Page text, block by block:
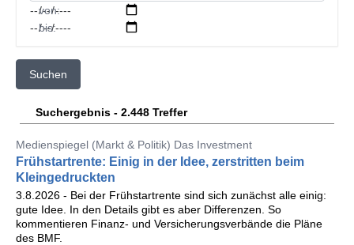
von:
bis:
Suchen
Suchergebnis - 2.448 Treffer
Medienspiegel (Markt & Politik) Das Investment
Frühstartrente: Einig in der Idee, zerstritten beim
Kleingedruckten
3.8.2026 - Bei der Frühstartrente sind sich zunächst alle einig:
gute Idee. In den Details gibt es aber Differenzen. So
kommentieren Finanz- und Versicherungsverbände die Pläne
des BMF.